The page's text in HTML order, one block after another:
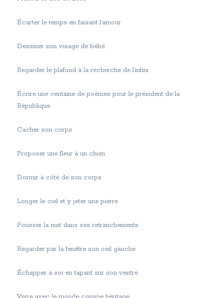
Écarter le temps en faisant l’amour
Dessiner son visage de bébé
Regarder le plafond à la recherche de l’infini
Écrire une centaine de poèmes pour le président de la
République
Cacher son corps
Proposer une fleur à un chien
Dormir à côté de son corps
Longer le ciel et y jeter une pierre
Pousser la nuit dans ses retranchements
Regarder par la fenêtre son oeil gauche
Échapper à soi en tapant sur son ventre